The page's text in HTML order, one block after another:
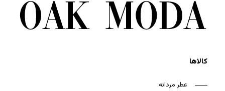
کالاها
عطر مردانه